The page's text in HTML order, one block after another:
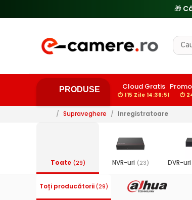
PRODUSE Cloud Gratis
⏱ 115 Zile 14:36:50 ⏱
/ Supraveghere / Inregistratoare
Toate (29) NVR-uri (23) DVR-
Toți producătorii (29)